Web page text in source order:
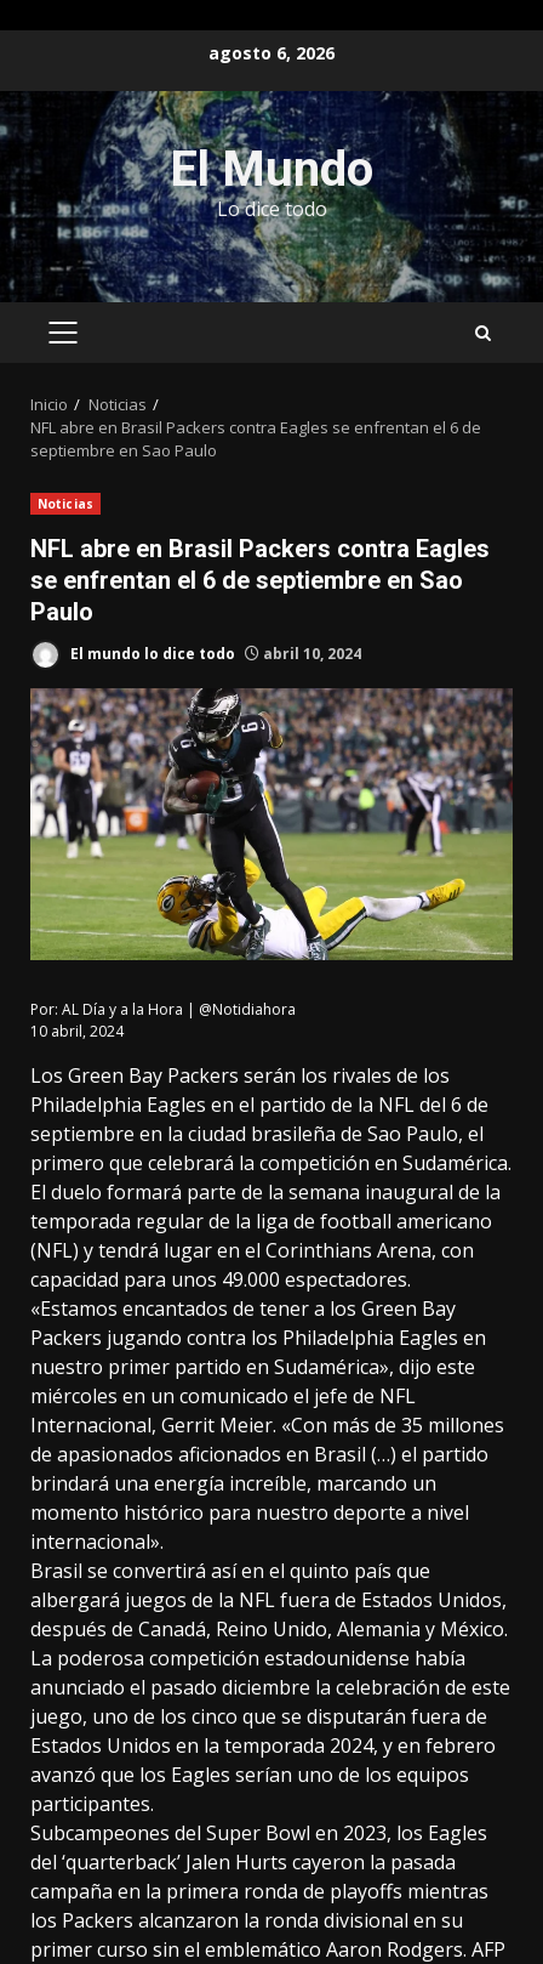
contenido
agosto 6, 2026
El Mundo
Lo dice todo
MENÚ
Inicio
Noticias
NFL abre en Brasil Packers contra Eagles se enfrentan el 6 de
septiembre en Sao Paulo
Noticias
NFL abre en Brasil Packers contra Eagles
se enfrentan el 6 de septiembre en Sao
Paulo
El mundo lo dice todo abril 10, 2024
Por: AL Día y a la Hora | @Notidiahora
10 abril, 2024
Los Green Bay Packers serán los rivales de los
Philadelphia Eagles en el partido de la NFL del 6 de
septiembre en la ciudad brasileña de Sao Paulo, el
primero que celebrará la competición en Sudamérica.
El duelo formará parte de la semana inaugural de la
temporada regular de la liga de football americano
(NFL) y tendrá lugar en el Corinthians Arena, con
capacidad para unos 49.000 espectadores.
«Estamos encantados de tener a los Green Bay
Packers jugando contra los Philadelphia Eagles en
nuestro primer partido en Sudamérica», dijo este
miércoles en un comunicado el jefe de NFL
Internacional, Gerrit Meier. «Con más de 35 millones
de apasionados aficionados en Brasil (…) el partido
brindará una energía increíble, marcando un
momento histórico para nuestro deporte a nivel
internacional».
Brasil se convertirá así en el quinto país que
albergará juegos de la NFL fuera de Estados Unidos,
después de Canadá, Reino Unido, Alemania y México.
La poderosa competición estadounidense había
anunciado el pasado diciembre la celebración de este
juego, uno de los cinco que se disputarán fuera de
Estados Unidos en la temporada 2024, y en febrero
avanzó que los Eagles serían uno de los equipos
participantes.
Subcampeones del Super Bowl en 2023, los Eagles
del ‘quarterback’ Jalen Hurts cayeron la pasada
campaña en la primera ronda de playoffs mientras
los Packers alcanzaron la ronda divisional en su
primer curso sin el emblemático Aaron Rodgers. AFP